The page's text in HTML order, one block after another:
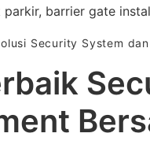
barrier gate
Security System